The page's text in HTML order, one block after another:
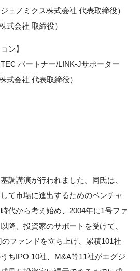
ェノミクス株式会社 代表取締役）
式会社 取締役）
ン】
パートナー/LINK-Jサポーター
式会社 代表取締役）
調講演が行われました。同氏は、
て市場に進出するためのベンチャ
代から考え始め、2004年に1号ファ
降、投資家のサポートを受けて、
ファンドを立ち上げ、累積101社
ちIPO 10社、M&A等11社がエグジ